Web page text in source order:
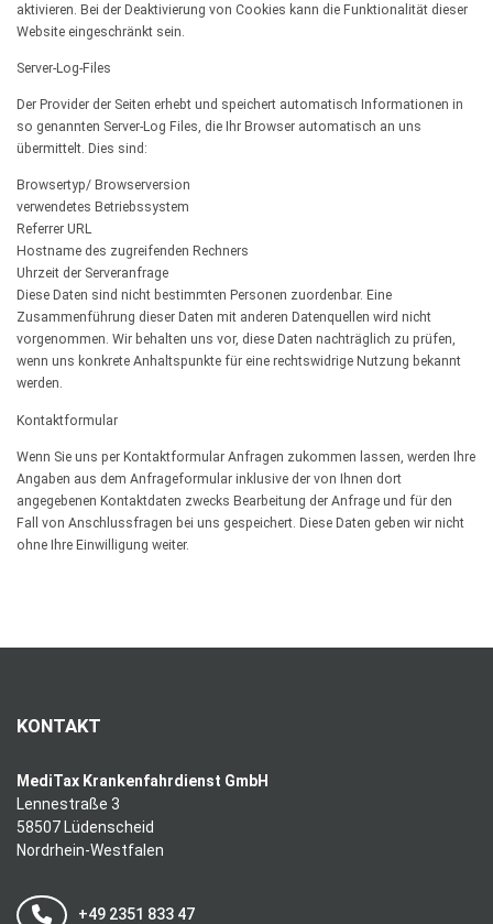
aktivieren. Bei der Deaktivierung von Cookies kann die Funktionalität dieser
Website eingeschränkt sein.
Server-Log-Files
Der Provider der Seiten erhebt und speichert automatisch Informationen in
so genannten Server-Log Files, die Ihr Browser automatisch an uns
übermittelt. Dies sind:
Browsertyp/ Browserversion
verwendetes Betriebssystem
Referrer URL
Hostname des zugreifenden Rechners
Uhrzeit der Serveranfrage
Diese Daten sind nicht bestimmten Personen zuordenbar. Eine
Zusammenführung dieser Daten mit anderen Datenquellen wird nicht
vorgenommen. Wir behalten uns vor, diese Daten nachträglich zu prüfen,
wenn uns konkrete Anhaltspunkte für eine rechtswidrige Nutzung bekannt
werden.
Kontaktformular
Wenn Sie uns per Kontaktformular Anfragen zukommen lassen, werden Ihre
Angaben aus dem Anfrageformular inklusive der von Ihnen dort
angegebenen Kontaktdaten zwecks Bearbeitung der Anfrage und für den
Fall von Anschlussfragen bei uns gespeichert. Diese Daten geben wir nicht
ohne Ihre Einwilligung weiter.
KONTAKT
MediTax Krankenfahrdienst GmbH
Lennestraße 3
58507 Lüdenscheid
Nordrhein-Westfalen
+49 2351 833 47